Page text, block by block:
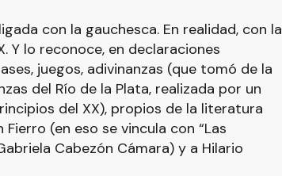
con la gauchesca. En realidad, con la
Y lo reconoce, en declaraciones
juegos, adivinanzas (que tomó de la
del Río de la Plata, realizada por un
del XX), propios de la literatura
(en eso se vincula con “Las
Cabezón Cámara) y a Hilario